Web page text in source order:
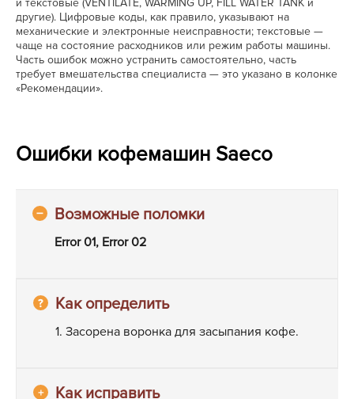
другие). Цифровые коды, как правило, указывают на
механические и электронные неисправности; текстовые —
чаще на состояние расходников или режим работы машины.
Часть ошибок можно устранить самостоятельно, часть
требует вмешательства специалиста — это указано в колонке
«Рекомендации».
Ошибки кофемашин Saeco
Error 01, Error 02
1. Засорена воронка для засыпания кофе.